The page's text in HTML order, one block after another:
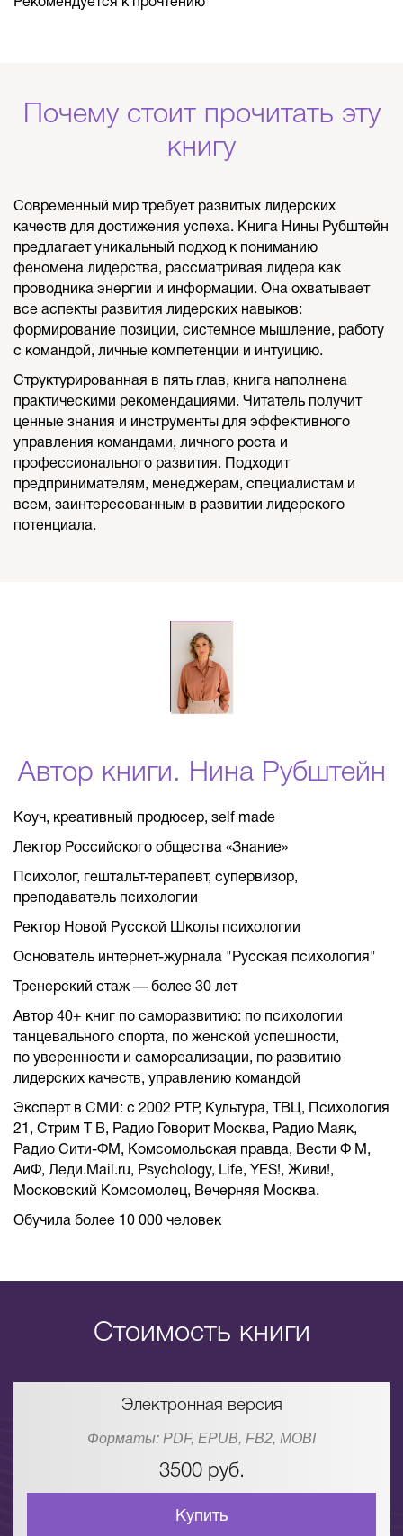
Рекомендуется к прочтению
Почему стоит прочитать эту
книгу
Современный мир требует развитых лидерских
качеств для достижения успеха. Книга Нины Рубштейн
предлагает уникальный подход к пониманию
феномена лидерства, рассматривая лидера как
проводника энергии и информации. Она охватывает
все аспекты развития лидерских навыков:
формирование позиции, системное мышление, работу
с командой, личные компетенции и интуицию.
Структурированная в пять глав, книга наполнена
практическими рекомендациями. Читатель получит
ценные знания и инструменты для эффективного
управления командами, личного роста и
профессионального развития. Подходит
предпринимателям, менеджерам, специалистам и
всем, заинтересованным в развитии лидерского
потенциала.
Автор книги. Нина Рубштейн
Коуч, креативный продюсер, self made
Лектор Российского общества «Знание»
Психолог, гештальт-терапевт, супервизор,
преподаватель психологии
Ректор Новой Русской Школы психологии
Основатель интернет-журнала "Русская психология"
Тренерский стаж — более 30 лет
Автор 40+ книг по саморазвитию: по психологии
танцевального спорта, по женской успешности,
по уверенности и самореализации, по развитию
лидерских качеств, управлению командой
Эксперт в СМИ: с 2002 РТР, Культура, ТВЦ, Психология
21, Стрим Т В, Радио Говорит Москва, Радио Маяк,
Радио Сити-ФМ, Комсомольская правда, Вести Ф М,
АиФ, Леди.Mail.ru, Psychology, Life, YES!, Живи!,
Московский Комсомолец, Вечерняя Москва.
Обучила более 10 000 человек
Стоимость книги
Электронная версия
Форматы: PDF, EPUB, FB2, MOBI
3500 руб.
Купить